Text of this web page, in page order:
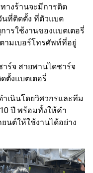
างร้านจะมีการติด
นที่ติดตั้ง ที่ตัวแบต
ารใช้งานของแบตเตอรี่
ามเบอร์โทรศัพท์ที่อยู่
ร์จ สายพานไดชาร์จ
ตั้งแบตเตอรี่
เนินโดยวิศวกรและทีม
ปี พร้อมทั้งให้คำ
นต์ให้ใช้งานได้อย่าง